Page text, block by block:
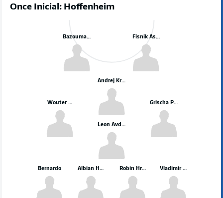
Once Inicial: Hoffenheim
Robin Hranáč
Bernardo Albian Hajdari Vladimir Coufal
Grischa Prömel
Leon Avdullahu
Wouter Burger
Andrej Kramarić
Fisnik Asllani
Bazoumana Toure